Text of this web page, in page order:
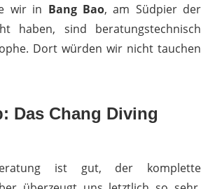
wir in Bang Bao, am Südpier der
haben, sind beratungstechnisch
Dort würden wir nicht tauchen
Das Chang Diving
ist gut, der komplette